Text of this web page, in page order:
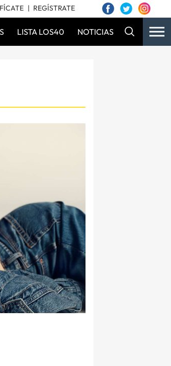
REGÍSTRATE
LISTA LOS40 NOTICIAS